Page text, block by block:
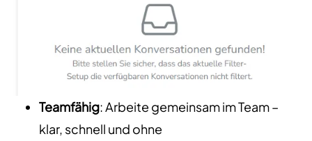
Teamfähig: Arbeite gemeinsam im Team –
klar, schnell und ohne